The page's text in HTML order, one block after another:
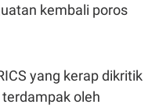
kembali poros
yang kerap dikritik
oleh